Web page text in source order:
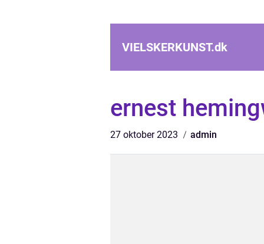
VIELSKERKUNST.dk
ernest
27 oktober 2023 admin